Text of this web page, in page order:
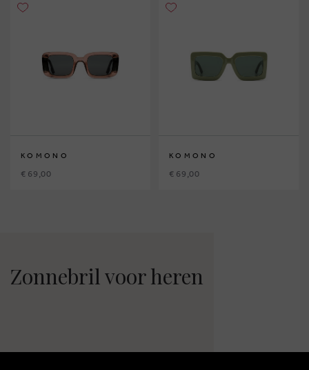
KOMONO
€ 69,00
KOMONO
€ 69,00
Zonnebril voor heren